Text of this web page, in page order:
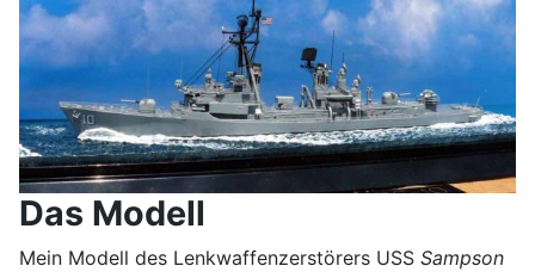
Das Modell
Mein Modell des Lenkwaffenzerstörers USS Sampson